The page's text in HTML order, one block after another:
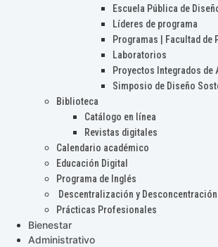
Escuela Pública de
Líderes de programa
Programas | Facultad de
Laboratorios
Proyectos Integrados de
Simposio de Diseño
Biblioteca
Catálogo en línea
Revistas digitales
Calendario académico
Educación Digital
Programa de Inglés
Descentralización y Desconcentración
Prácticas Profesionales
Bienestar
Administrativo